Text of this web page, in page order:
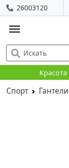
26003120
Красота
Спорт